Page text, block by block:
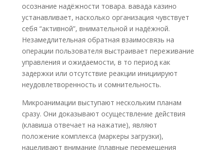
осознание надёжности товара. вавада казино
устанавливает, насколько организация чувствует
себя “активной”, внимательной и надёжной.
Незамедлительная обратная взаимосвязь на
операции пользователя выстраивает переживание
управления и ожидаемости, в то период как
задержки или отсутствие реакции инициируют
неудовлетворенность и сомнительность.
Микроанимации выступают нескольким планам
сразу. Они доказывают осуществление действия
(клавиша отвечает на нажатие), являют
положение комплекса (маркеры загрузки),
нацеливают внимание (плавные перемещения